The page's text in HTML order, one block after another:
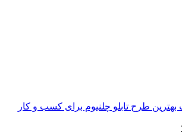
بهترین طرح تابلو چلنیوم برای کسب و کار